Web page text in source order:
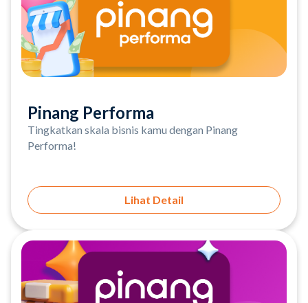
Pinang Performa
Tingkatkan skala bisnis kamu dengan Pinang
Performa!
Lihat Detail